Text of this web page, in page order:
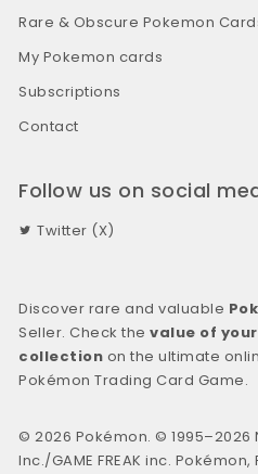
Rare & Obscure Pokemon
My Pokemon cards
Subscriptions
Contact
Follow us on social
Twitter (X)
Discover rare and valuable
Seller. Check thevalue of
collection on the ultimate
Pokémon Trading Card Game.
© 2026 Pokémon. ©
Inc./GAME FREAK inc.